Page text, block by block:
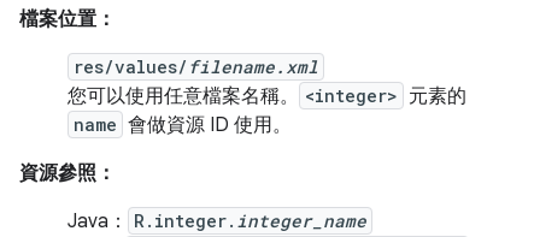
檔案位置：
res/values/ filename.xml
您可以使用任意檔案名稱。 <integer> 元素的
name 會做資源 ID 使用。
資源參照：
Java：
R.integer. integer_name